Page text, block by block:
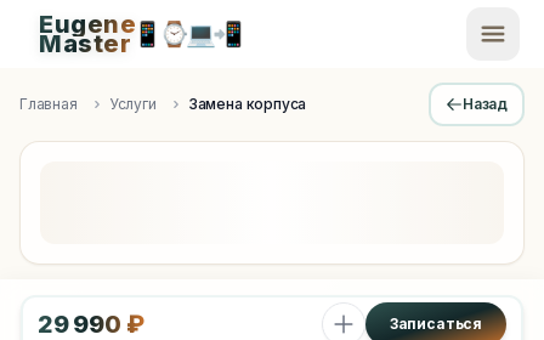
Apple Diagnostics & Engineering Authority in Saint
Eugene
Master📱 ⌚💻📲
Главная Услуги Замена корпуса Назад
29 990 ₽ Записаться